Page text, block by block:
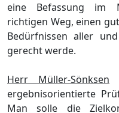
eine Befassung im
richtigen Weg, einen
Bedürfnissen aller
gerecht werde.
Herr Müller-Sönksen
ergebnisorientierte
Man solle die